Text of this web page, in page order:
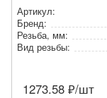
Артикул:
Бренд:
Резьба, мм:
Вид резьбы:
1273.58 ₽/шт